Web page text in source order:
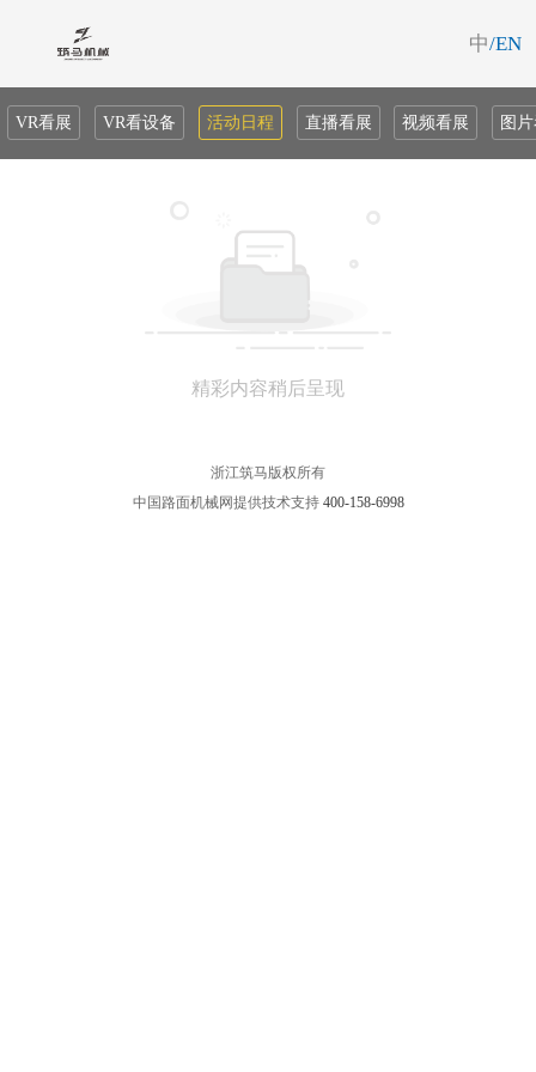
中/EN
VR看展 VR看设备 活动日程 直播看展 视频看展 图
精彩内容稍后呈现
浙江筑马版权所有
中国路面机械网提供技术支持 400-158-6998